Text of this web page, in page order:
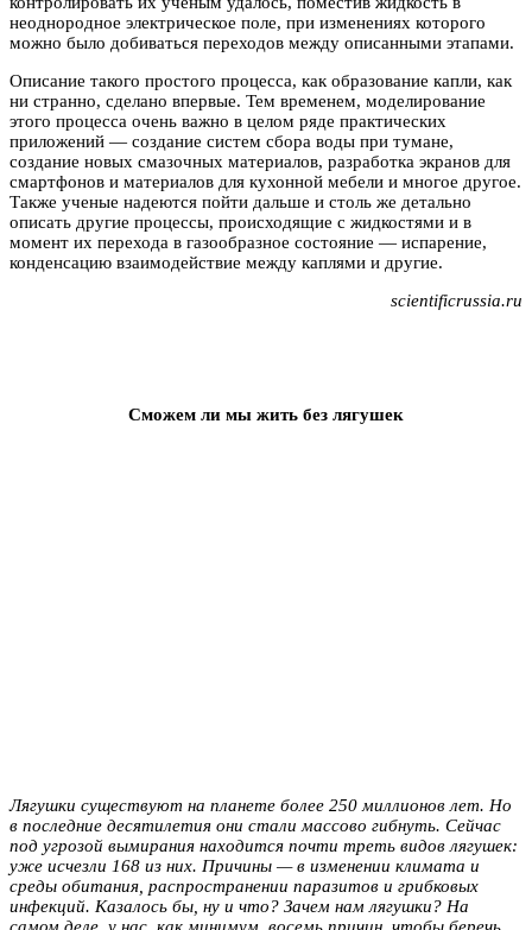
неоднородное электрическое поле, при изменениях которого
можно было добиваться переходов между описанными этапами.
Описание такого простого процесса, как образование капли, как
ни странно, сделано впервые. Тем временем, моделирование
этого процесса очень важно в целом ряде практических
приложений — создание систем сбора воды при тумане,
создание новых смазочных материалов, разработка экранов для
смартфонов и материалов для кухонной мебели и многое другое.
Также ученые надеются пойти дальше и столь же детально
описать другие процессы, происходящие с жидкостями и в
момент их перехода в газообразное состояние — испарение,
конденсацию взаимодействие между каплями и другие.
scientificrussia.ru
Сможем ли мы жить без лягушек
Лягушки существуют на планете более 250 миллионов лет. Но
в последние десятилетия они стали массово гибнуть. Сейчас
под угрозой вымирания находится почти треть видов лягушек:
уже исчезли 168 из них. Причины — в изменении климата и
среды обитания, распространении паразитов и грибковых
инфекций. Казалось бы, ну и что? Зачем нам лягушки? На